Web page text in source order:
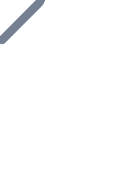
e
al nostro servizio di